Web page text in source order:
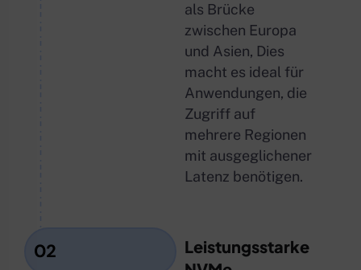
als Brücke
zwischen Europa
und Asien, Dies
macht es ideal für
Anwendungen, die
Zugriff auf
mehrere Regionen
mit ausgeglichener
Latenz benötigen.
02
Leistungsstarke